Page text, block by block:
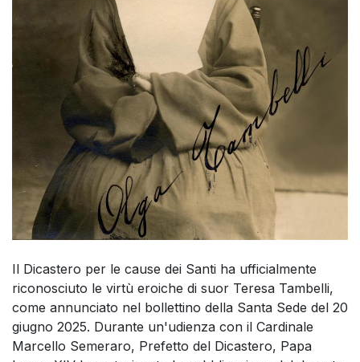
Il Dicastero per le cause dei Santi ha ufficialmente
riconosciuto le virtù eroiche di suor Teresa Tambelli,
come annunciato nel bollettino della Santa Sede del 20
giugno 2025. Durante un'udienza con il Cardinale
Marcello Semeraro, Prefetto del Dicastero, Papa